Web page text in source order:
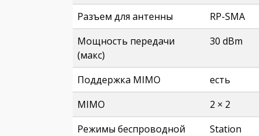
Разъем для антенны
RP-SMA
Мощность передачи
(макс)
30 dBm
Поддержка MIMO
есть
MIMO
2 × 2
Режимы беспроводной
Station